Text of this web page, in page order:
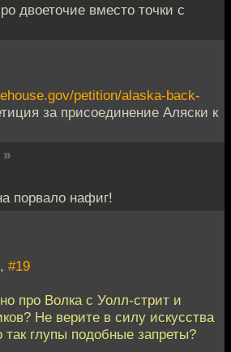
двоеточие вместо точки с
petition/alaska-back-
за присоединение Аляски к
»
порвало нафиг!
#19
про Волка с Уолл-стрит и
Не верите в силу искусства
так глупы подобные запреты?